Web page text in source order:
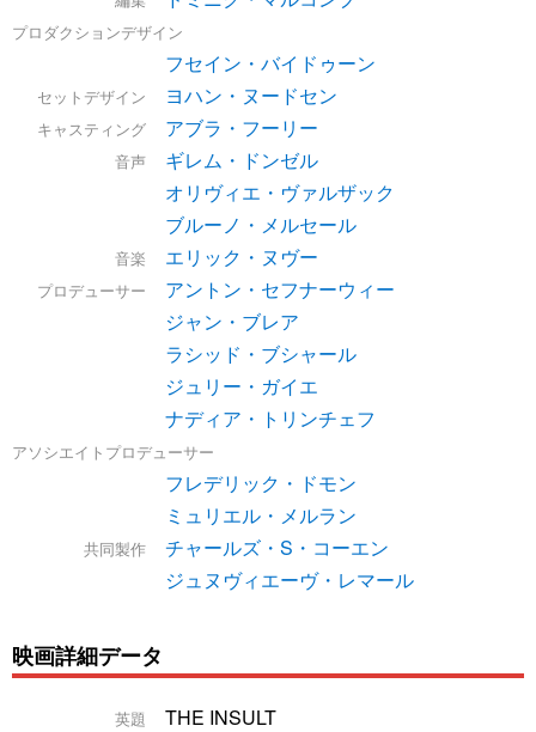
プロダクションデザイン
フセイン・バイドゥーン
セットデザイン ヨハン・ヌードセン
キャスティング アブラ・フーリー
音声
ギレム・ドンゼル
オリヴィエ・ヴァルザック
ブルーノ・メルセール
音楽 エリック・ヌヴー
プロデューサー
アントン・セフナーウィー
ジャン・ブレア
ラシッド・ブシャール
ジュリー・ガイエ
ナディア・トリンチェフ
アソシエイトプロデューサー
フレデリック・ドモン
ミュリエル・メルラン
共同製作
チャールズ・S・コーエン
ジュヌヴィエーヴ・レマール
映画詳細データ
英題 THE INSULT